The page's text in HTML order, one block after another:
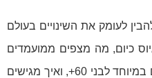
לעומק את השינויים בעולם
כיום, מה מצפים ממועמדים
בראיונות, אילו תפקידים מתאימים במיוחד לבני 60+, ואיך מגישים